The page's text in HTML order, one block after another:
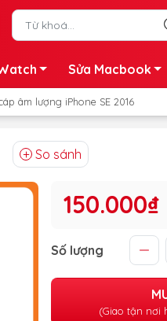
Sửa Macbook
âm lượng iPhone SE 2016
So sánh
150.000₫
Số lượng
(Giao tận nơi